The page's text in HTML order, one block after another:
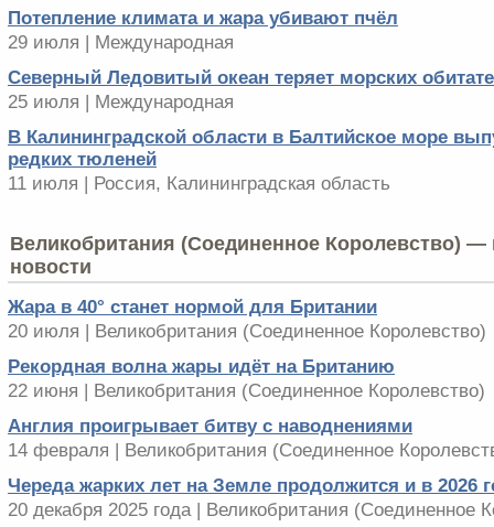
Потепление климата и жара убивают пчёл
29 июля | Международная
Северный Ледовитый океан теряет морских
25 июля | Международная
В Калининградской области в Балтийское море
редких тюленей
11 июля | Россия, Калининградская область
Великобритания (Соединенное Королевство) —
новости
Жара в 40° станет нормой для Британии
20 июля | Великобритания (Соединенное Королевство)
Рекордная волна жары идёт на Британию
22 июня | Великобритания (Соединенное Королевство)
Англия проигрывает битву с наводнениями
14 февраля | Великобритания (Соединенное
Череда жарких лет на Земле продолжится и в 2026
20 декабря 2025 года | Великобритания (Соединенное